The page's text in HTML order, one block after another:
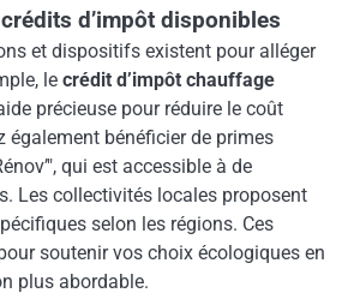
d’impôt disponibles
et dispositifs existent pour alléger
le crédit d’impôt chauffage
précieuse pour réduire le coût
également bénéficier de primes
qui est accessible à de
Les collectivités locales proposent
selon les régions. Ces
soutenir vos choix écologiques en
plus abordable.